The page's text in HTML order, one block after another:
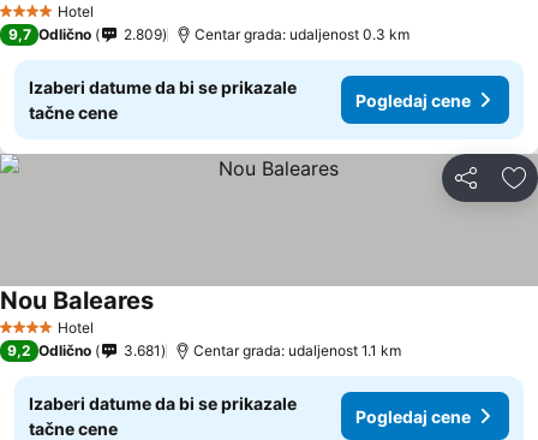
4 ZvezdiceHotel
9,7 Odlično 2.809 Centar grada: udaljenost 0.3 km
Izaberi datume da bi se prikazale
tačne cene
Pogledaj cene
Deli
4 ZvezdiceHotel
Nou BalearesPogledaj cene
9,2 Odlično 3.681 Centar grada: udaljenost 1.1 km
Izaberi datume da bi se prikazale
tačne cene
Pogledaj cene